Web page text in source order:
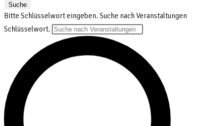
Suche
Bitte Schlüsselwort eingeben. Suche nach Veranstaltungen
Schlüsselwort.